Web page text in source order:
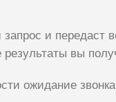
запрос и
вы
ожидание